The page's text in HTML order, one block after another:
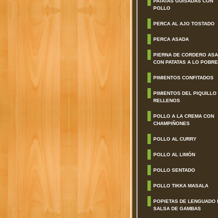
POLLO
PERCA AL AJO TOSTADO
PERCA ASADA
PIERNA DE CORDERO
CON PATATAS A LO POBRE
PIMIENTOS CONFITADOS
PIMIENTOS DEL PIQUILLO
RELLENOS
POLLO A LA CREMA CON
CHAMPIÑONES
POLLO AL CURRY
POLLO AL LIMÓN
POLLO SENTADO
POLLO TIKKA MASALA
POPIETAS DE LENGUADO
SALSA DE GAMBAS